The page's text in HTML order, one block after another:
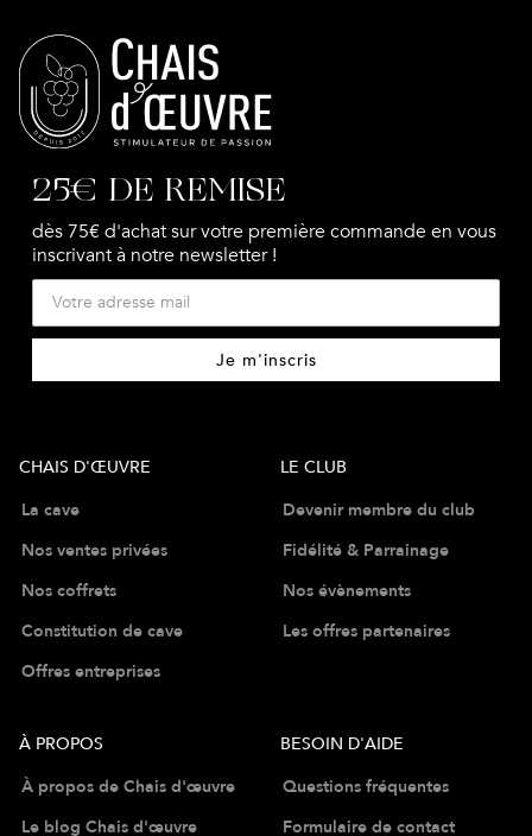
25€ DE REMISE
dès 75€ d'achat sur votre première commande en vous
inscrivant à notre newsletter !
Je m'inscris
CHAIS D'ŒUVRE
La cave
Nos ventes privées
Nos coffrets
Constitution de cave
Offres entreprises
LE CLUB
Devenir membre du club
Fidélité & Parrainage
Nos évènements
Les offres partenaires
À PROPOS
À propos de Chais d'œuvre
Le blog Chais d'œuvre
BESOIN D'AIDE
Questions fréquentes
Formulaire de contact